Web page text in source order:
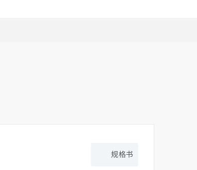
规格书